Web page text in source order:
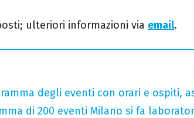
ulteriori informazioni via email.
degli eventi con orari e ospiti,
di 200 eventi Milano si fa